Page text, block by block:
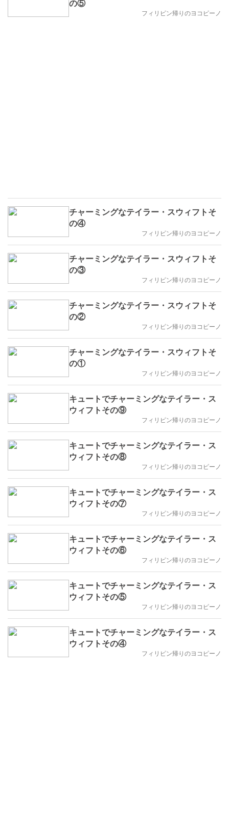
の⑤
フィリピン帰りのヨコピーノ
チャーミングなテイラー・スウィフトそ
の④
フィリピン帰りのヨコピーノ
チャーミングなテイラー・スウィフトそ
の③
フィリピン帰りのヨコピーノ
チャーミングなテイラー・スウィフトそ
の②
フィリピン帰りのヨコピーノ
チャーミングなテイラー・スウィフトそ
の①
フィリピン帰りのヨコピーノ
キュートでチャーミングなテイラー・ス
ウィフトその⑨
フィリピン帰りのヨコピーノ
キュートでチャーミングなテイラー・ス
ウィフトその⑧
フィリピン帰りのヨコピーノ
キュートでチャーミングなテイラー・ス
ウィフトその⑦
フィリピン帰りのヨコピーノ
キュートでチャーミングなテイラー・ス
ウィフトその⑥
フィリピン帰りのヨコピーノ
キュートでチャーミングなテイラー・ス
ウィフトその⑤
フィリピン帰りのヨコピーノ
キュートでチャーミングなテイラー・ス
ウィフトその④
フィリピン帰りのヨコピーノ